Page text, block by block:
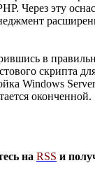
Через эту
в
скрипта
Windows
оконченной.
на RSS и